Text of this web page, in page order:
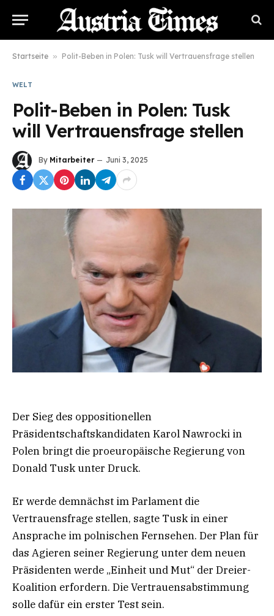
Startseite » Polit-Beben in Polen: Tusk will Vertrauensfrage stellen
WELT
Polit-Beben in Polen: Tusk
will Vertrauensfrage stellen
By Mitarbeiter Juni 3, 2025
Der Sieg des oppositionellen
Präsidentschaftskandidaten Karol Nawrocki in
Polen bringt die proeuropäische Regierung von
Donald Tusk unter Druck.
Er werde demnächst im Parlament die
Vertrauensfrage stellen, sagte Tusk in einer
Ansprache im polnischen Fernsehen. Der Plan für
das Agieren seiner Regierung unter dem neuen
Präsidenten werde „Einheit und Mut“ der Dreier-
Koalition erfordern. Die Vertrauensabstimmung
solle dafür ein erster Test sein.